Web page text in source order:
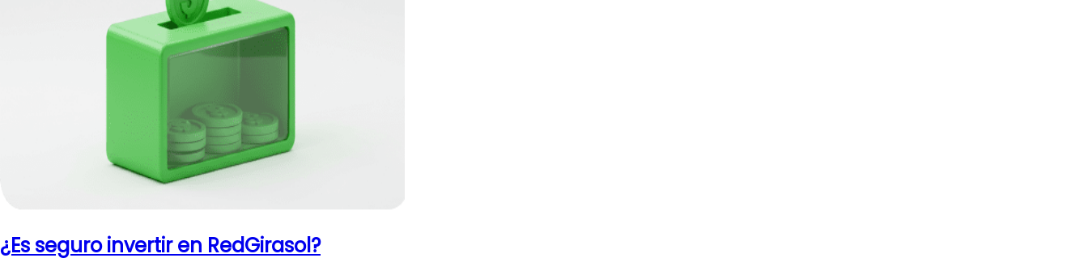
¿Es seguro invertir en RedGirasol?